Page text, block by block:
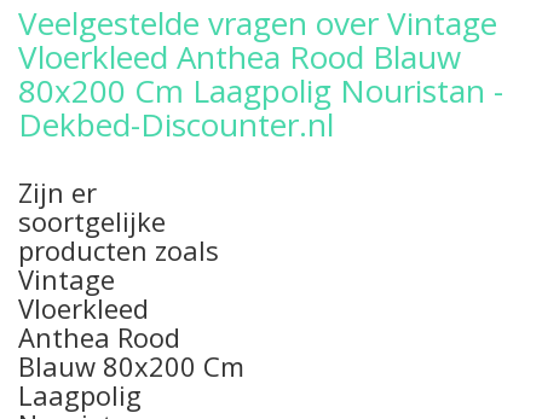
Veelgestelde vragen over Vintage
Vloerkleed Anthea Rood Blauw
80x200 Cm Laagpolig Nouristan -
Dekbed-Discounter.nl
Zijn er
soortgelijke
producten zoals
Vintage
Vloerkleed
Anthea Rood
Blauw 80x200 Cm
Laagpolig